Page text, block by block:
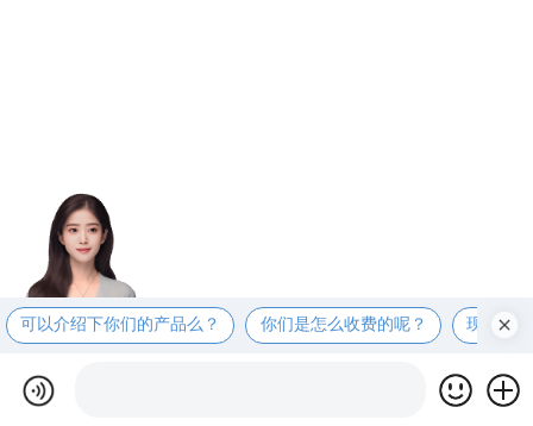
可以介绍下你们的产品么？ 你们是怎么收费的呢？ 现在有